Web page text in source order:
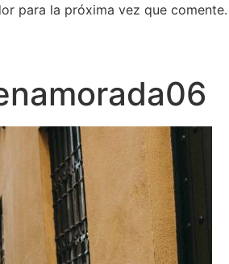
para la próxima vez que comente.